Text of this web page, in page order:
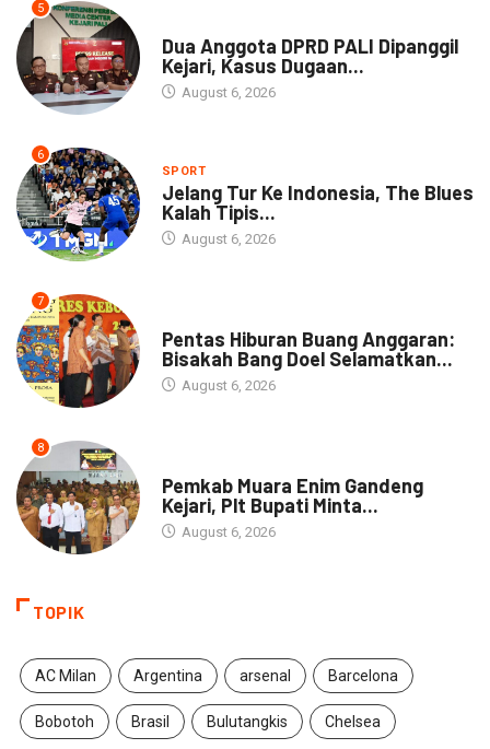
5
Dua Anggota DPRD PALI Dipanggil
Kejari, Kasus Dugaan...
August 6, 2026
6
SPORT
Jelang Tur Ke Indonesia, The Blues
Kalah Tipis...
August 6, 2026
7
Pentas Hiburan Buang Anggaran:
Bisakah Bang Doel Selamatkan...
August 6, 2026
8
Pemkab Muara Enim Gandeng
Kejari, Plt Bupati Minta...
August 6, 2026
TOPIK
AC Milan Argentina arsenal Barcelona
Bobotoh Brasil Bulutangkis Chelsea